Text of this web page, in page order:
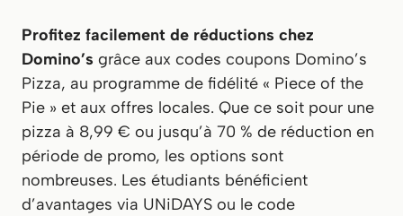
Profitez facilement de réductions chez
Domino’s grâce aux codes coupons Domino’s
Pizza, au programme de fidélité « Piece of the
Pie » et aux offres locales. Que ce soit pour une
pizza à 8,99 € ou jusqu’à 70 % de réduction en
période de promo, les options sont
nombreuses. Les étudiants bénéficient
d’avantages via UNiDAYS ou le code